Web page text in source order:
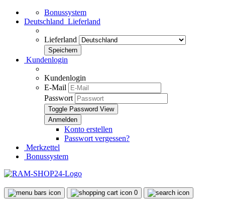
Bonussystem
Deutschland Lieferland
Lieferland
Kundenlogin
Kundenlogin
E-Mail
Passwort
Toggle Password View
Konto erstellen
Passwort vergessen?
Merkzettel
Bonussystem
0